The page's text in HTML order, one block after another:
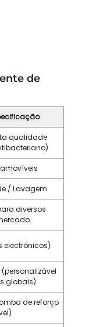
de
qualidade
/ Lavagem
diversos
electrónicos)
(personalizável
globais)
de reforço